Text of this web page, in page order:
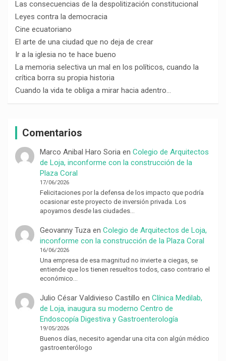
Las consecuencias de la despolitización constitucional
Leyes contra la democracia
Cine ecuatoriano
El arte de una ciudad que no deja de crear
Ir a la iglesia no te hace bueno
La memoria selectiva un mal en los políticos, cuando la
crítica borra su propia historia
Cuando la vida te obliga a mirar hacia adentro…
Comentarios
Marco Anibal Haro Soria en Colegio de Arquitectos
de Loja, inconforme con la construcción de la
Plaza Coral
17/06/2026
Felicitaciones por la defensa de los impacto que podría
ocasionar este proyecto de inversión privada. Los
apoyamos desde las ciudades…
Geovanny Tuzaen Colegio de Arquitectos de Loja,
inconforme con la construcción de la Plaza Coral
16/06/2026
Una empresa de esa magnitud no invierte a ciegas, se
entiende que los tienen resueltos todos, caso contrario el
económico…
Julio César Valdivieso Castillo en Clínica Medilab,
de Loja, inaugura su moderno Centro de
Endoscopía Digestiva y Gastroenterología
19/05/2026
Buenos días, necesito agendar una cita con algún médico
gastroenterólogo